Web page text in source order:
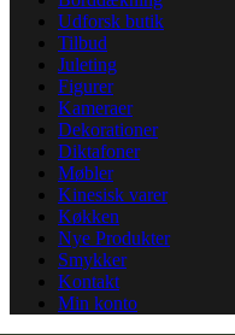
Udforsk butik
Tilbud
Juleting
Figurer
Kameraer
Dekorationer
Diktafoner
Møbler
Kinesisk varer
Køkken
Nye Produkter
Smykker
Kontakt
Min konto